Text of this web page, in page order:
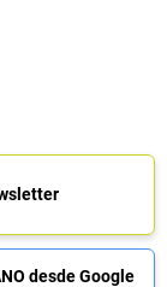
desde Google